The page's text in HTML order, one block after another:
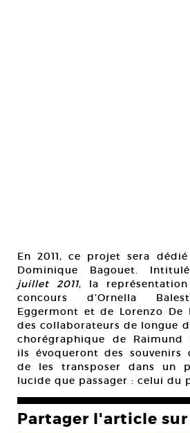
En 2011, ce projet sera
Dominique Bagouet.
juillet 2011, la
concours d’Ornella
Eggermont et de Lorenzo De
des collaborateurs de longue
chorégraphique de Raimund
ils évoqueront des souvenirs
de les transposer dans un
lucide que passager : celui du
Partager l'article sur